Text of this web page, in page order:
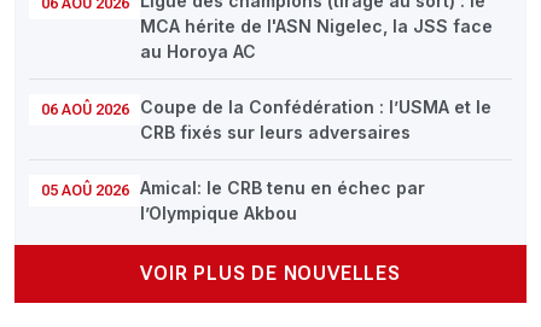
MCA hérite de l'ASN Nigelec, la JSS face
au Horoya AC
06 AOÛ 2026
Coupe de la Confédération : l’USMA et le
CRB fixés sur leurs adversaires
05 AOÛ 2026
Amical: le CRB tenu en échec par
l’Olympique Akbou
VOIR PLUS DE NOUVELLES